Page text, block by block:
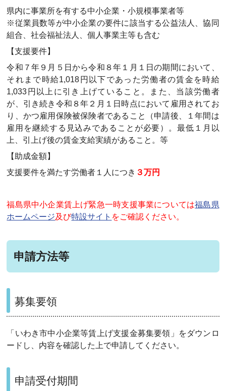
県内に事業所を有する中小企業・小規模事業者等
※従業員数等が中小企業の要件に該当する公益法人、協同
組合、社会福祉法人、個人事業主等も含む
【支援要件】
令和７年９月５日から令和８年１月１日の期間において、
それまで時給1,018円以下であった労働者の賃金を時給
1,033円以上に引き上げていること。また、当該労働者
が、引き続き令和８年２月１日時点において雇用されてお
り、かつ雇用保険被保険者であること（申請後、１年間は
雇用を継続する見込みであることが必要）。最低１月以
上、引上げ後の賃金支給実績があること。等
【助成金額】
支援要件を満たす労働者１人につき ３万円
福島県中小企業賃上げ緊急一時支援事業については福島県
ホームページ及び特設サイト をご確認ください。
申請方法等
募集要領
「いわき市中小企業等賃上げ支援金募集要領」をダウンロ
ードし、内容を確認した上で申請してください。
申請受付期間